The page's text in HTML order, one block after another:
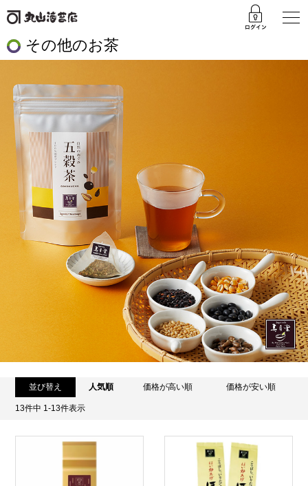
その他のお茶
並び替え 人気順 価格が高い順 価格が安い順
13件中 1-13件表示